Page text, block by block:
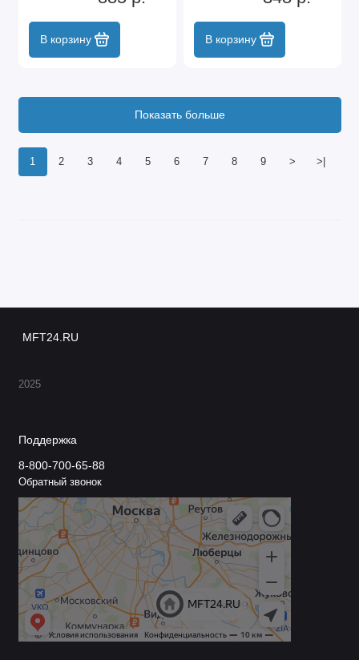
В корзину В корзину
1 2 3 4 5 6 7 8 9 > >|
Показать больше
MFT24.RU
2025
Поддержка
8-800-700-65-88
Обратный звонок